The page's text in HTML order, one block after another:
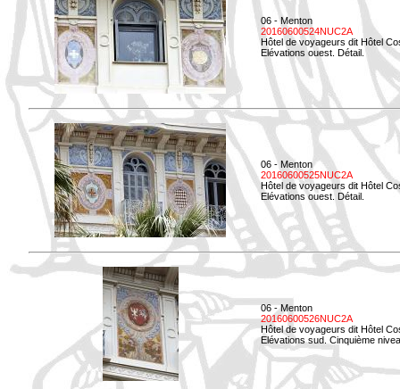
06 - Menton
20160600524NUC2A
Hôtel de voyageurs dit Hôtel
Elévations ouest. Détail.
06 - Menton
20160600525NUC2A
Hôtel de voyageurs dit Hôtel
Elévations ouest. Détail.
06 - Menton
20160600526NUC2A
Hôtel de voyageurs dit Hôtel
Elévations sud. Cinquième